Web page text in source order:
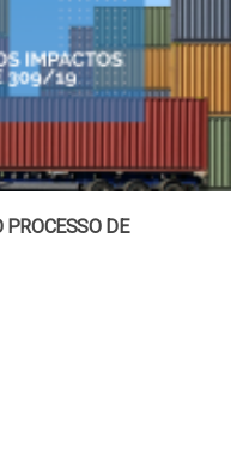
PROCESSO DE